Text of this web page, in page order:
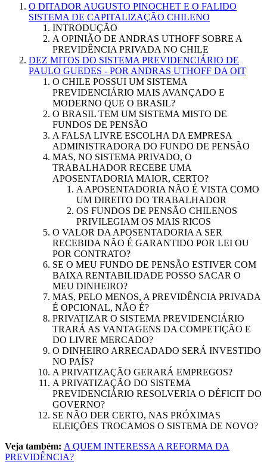
O DITADOR AUGUSTO PINOCHET E O FALIDO
SISTEMA DE CAPITALIZAÇÃO CHILENO
INTRODUÇÃO
A OPINIÃO DE ANDRAS UTHOFF SOBRE A
PREVIDÊNCIA PRIVADA NO CHILE
DEZ MITOS DO SISTEMA PREVIDENCIÁRIO DE
PAULO GUEDES - POR ANDRAS UTHOFF DA OIT
O CHILE POSSUI UM SISTEMA
PREVIDENCIÁRIO MAIS AVANÇADO E
MODERNO QUE O BRASIL?
O BRASIL TEM UM SISTEMA MISTO DE
FUNDOS DE PENSÃO
A FALSA LIVRE ESCOLHA DA EMPRESA
ADMINISTRADORA DO FUNDO DE PENSÃO
MAS, NO SISTEMA PRIVADO, O
TRABALHADOR RECEBE UMA
APOSENTADORIA MAIOR, CERTO?
A APOSENTADORIA NÃO É VISTA COMO
UM DIREITO DO TRABALHADOR
OS FUNDOS DE PENSÃO CHILENOS
PRIVILEGIAM OS MAIS RICOS
O VALOR DA APOSENTADORIA A SER
RECEBIDA NÃO É GARANTIDO POR LEI OU
POR CONTRATO?
SE O MEU FUNDO DE PENSÃO ESTIVER COM
BAIXA RENTABILIDADE POSSO SACAR O
MEU DINHEIRO?
MAS, PELO MENOS, A PREVIDÊNCIA PRIVADA
É OPCIONAL, NÃO É?
PRIVATIZAR O SISTEMA PREVIDENCIÁRIO
TRARÁ AS VANTAGENS DA COMPETIÇÃO E
DO LIVRE MERCADO?
O DINHEIRO ARRECADADO SERÁ INVESTIDO
NO PAÍS?
A PRIVATIZAÇÃO GERARÁ EMPREGOS?
A PRIVATIZAÇÃO DO SISTEMA
PREVIDENCIÁRIO RESOLVERIA O DÉFICIT DO
GOVERNO?
SE NÃO DER CERTO, NAS PRÓXIMAS
ELEIÇÕES TROCAMOS O SISTEMA DE NOVO?
Veja também: A QUEM INTERESSA A REFORMA DA
PREVIDÊNCIA?